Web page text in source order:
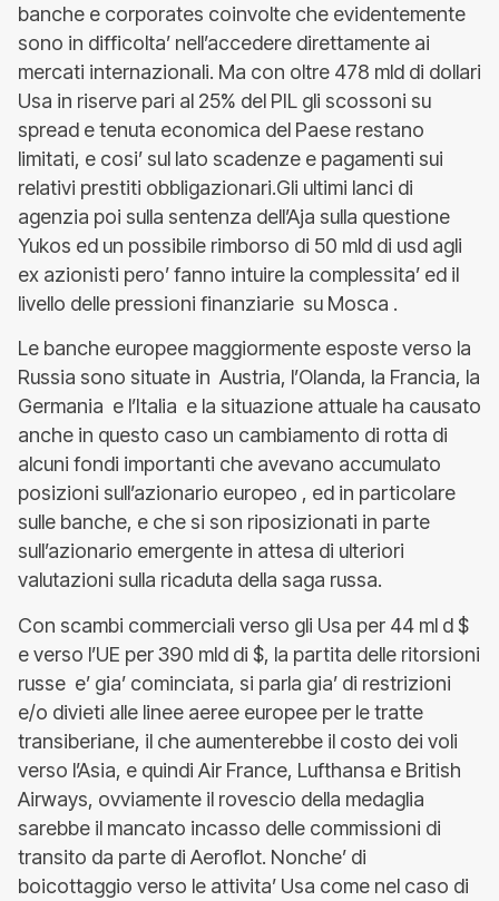
banche e corporates coinvolte che evidentemente
sono in difficolta’ nell’accedere direttamente ai
mercati internazionali. Ma con oltre 478 mld di dollari
Usa in riserve pari al 25% del PIL gli scossoni su
spread e tenuta economica del Paese restano
limitati, e cosi’ sul lato scadenze e pagamenti sui
relativi prestiti obbligazionari.Gli ultimi lanci di
agenzia poi sulla sentenza dell’Aja sulla questione
Yukos ed un possibile rimborso di 50 mld di usd agli
ex azionisti pero’ fanno intuire la complessita’ ed il
livello delle pressioni finanziarie su Mosca .
Le banche europee maggiormente esposte verso la
Russia sono situate in Austria, l’Olanda, la Francia, la
Germania e l’Italia e la situazione attuale ha causato
anche in questo caso un cambiamento di rotta di
alcuni fondi importanti che avevano accumulato
posizioni sull’azionario europeo , ed in particolare
sulle banche, e che si son riposizionati in parte
sull’azionario emergente in attesa di ulteriori
valutazioni sulla ricaduta della saga russa.
Con scambi commerciali verso gli Usa per 44 ml d $
e verso l’UE per 390 mld di $, la partita delle ritorsioni
russe e’ gia’ cominciata, si parla gia’ di restrizioni
e/o divieti alle linee aeree europee per le tratte
transiberiane, il che aumenterebbe il costo dei voli
verso l’Asia, e quindi Air France, Lufthansa e British
Airways, ovviamente il rovescio della medaglia
sarebbe il mancato incasso delle commissioni di
transito da parte di Aeroflot. Nonche’ di
boicottaggio verso le attivita’ Usa come nel caso di